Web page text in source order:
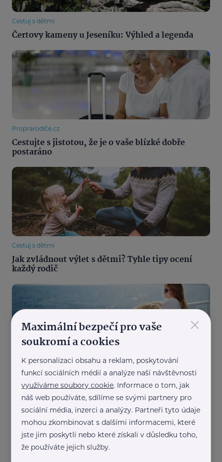
Cestuj s dětmi
Čertovy kameny u Jeseníku: Výhled a legenda
Proprarodiče.cz
Cestujte s jistotou, že je o vaše blízké dobře
postaráno
Cestuj s dětmi
Jak zvládnout výlet s dětmi? Tyhle tipy ocení
každý rodič
Cestuj s dětmi
Jak naplánovat plavbu po Středomoří s dětmi
krok za krokem?
Další články
×
Maximální bezpečí pro vaše
soukromí a cookies
K personalizaci obsahu a reklam, poskytování
funkcí sociálních médií a analýze naší návštěvnosti
využíváme soubory cookie. Informace o tom, jak
náš web používáte, sdílíme se svými partnery pro
sociální média, inzerci a analýzy. Partneři tyto údaje
mohou zkombinovat s dalšími informacemi, které
jste jim poskytli nebo které získali v důsledku toho,
že používáte jejich služby.